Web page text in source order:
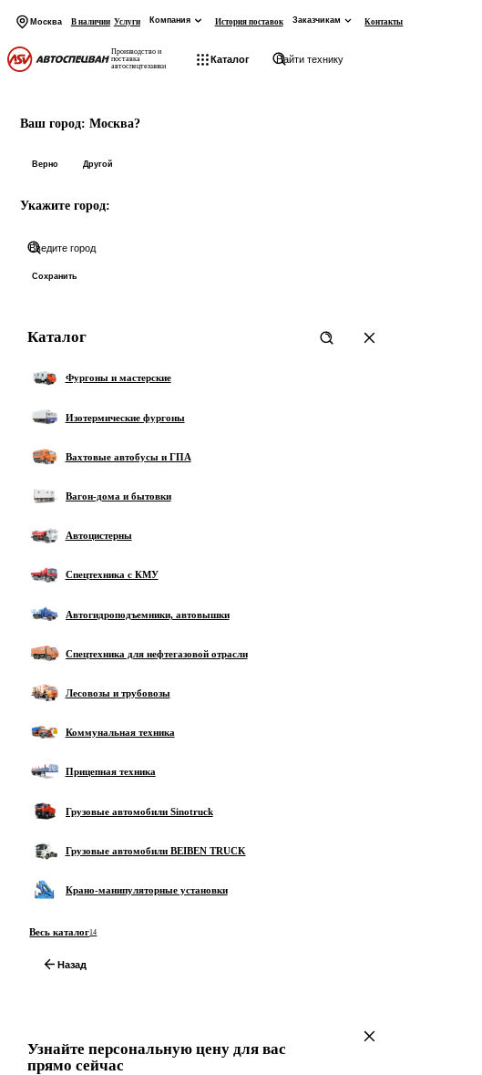
Москва В наличии Услуги Компания История поставок Заказчикам Контакты
Производство и
поставка
автоспецтехники
Каталог
Ваш город: Москва?
Верно Другой
Укажите город:
Сохранить
Каталог
Фургоны и мастерские
Изотермические фургоны
Вахтовые автобусы и ГПА
Вагон-дома и бытовки
Автоцистерны
Спецтехника с КМУ
Автогидроподъемники, автовышки
Спецтехника для нефтегазовой отрасли
Лесовозы и трубовозы
Коммунальная техника
Прицепная техника
Грузовые автомобили Sinotruck
Грузовые автомобили BEIBEN TRUCK
Крано-манипуляторные установки
Весь каталог14
Назад
Узнайте персональную цену для вас
прямо сейчас